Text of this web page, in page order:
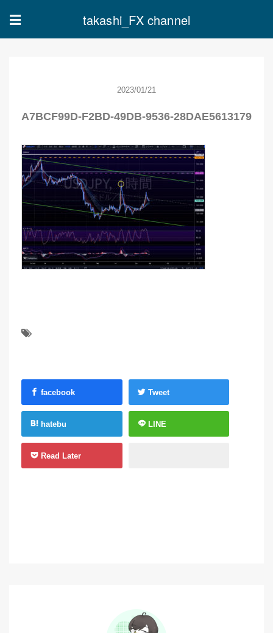
☰ takashi_FX channel
2023/01/21
A7BCF99D-F2BD-49DB-9536-28DAE5613179
facebook Tweet
hatebu LINE
Read Later